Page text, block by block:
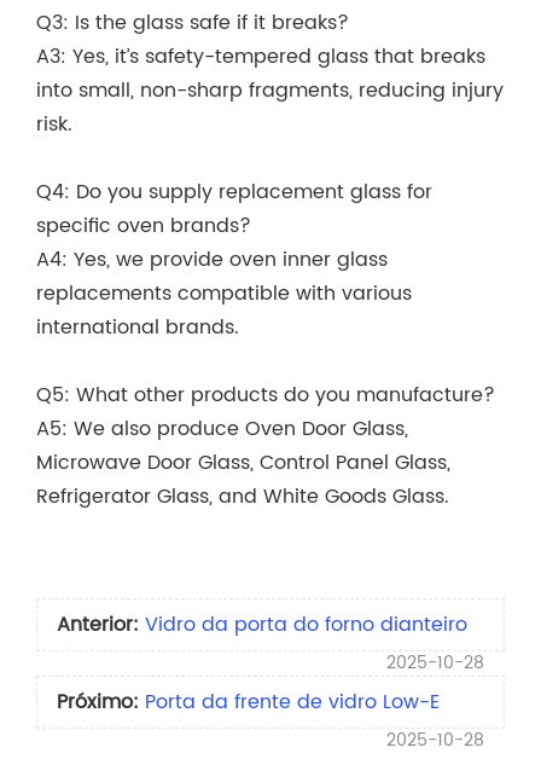
Q3: Is the glass safe if it breaks?
A3: Yes, it’s safety-tempered glass that breaks
into small, non-sharp fragments, reducing injury
risk.
Q4: Do you supply replacement glass for
specific oven brands?
A4: Yes, we provide oven inner glass
replacements compatible with various
international brands.
Q5: What other products do you manufacture?
A5: We also produce Oven Door Glass,
Microwave Door Glass, Control Panel Glass,
Refrigerator Glass, and White Goods Glass.
Anterior: Vidro da porta do forno dianteiro
2025-10-28
Próximo: Porta da frente de vidro Low-E
2025-10-28